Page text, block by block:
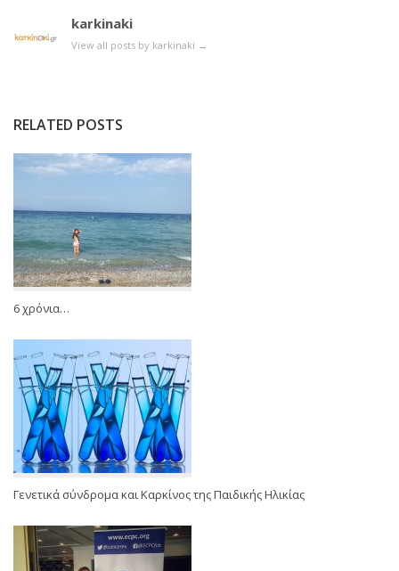
karkinaki
View all posts by karkinaki →
RELATED POSTS
6 χρόνια…
Γενετικά σύνδρομα και Καρκίνος της Παιδικής Ηλικίας